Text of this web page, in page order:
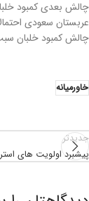
عربستان سعودی
چالش کمبود خلبان
خاورمیانه
جدیدتر
پیشبرد اولویت های